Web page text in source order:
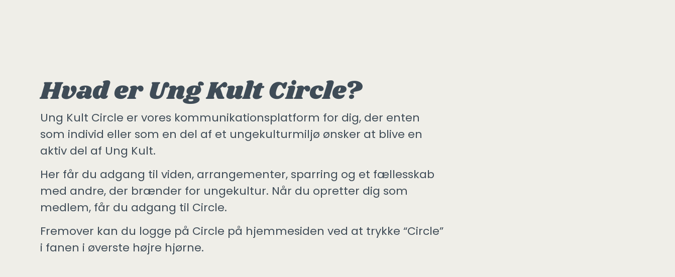
Hvad er Ung Kult Circle?
Ung Kult Circle er vores kommunikationsplatform for dig, der enten
som individ eller som en del af et ungekulturmiljø ønsker at blive en
aktiv del af Ung Kult.
Her får du adgang til viden, arrangementer, sparring og et fællesskab
med andre, der brænder for ungekultur. Når du opretter dig som
medlem, får du adgang til Circle.
Fremover kan du logge på Circle på hjemmesiden ved at trykke “Circle”
i fanen i øverste højre hjørne.